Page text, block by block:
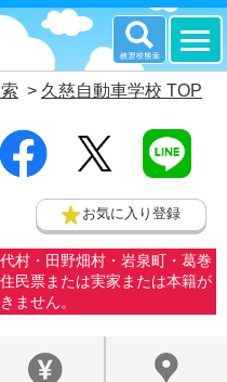
> 久慈自動車学校 TOP
お気に入り登録
村・田野畑村・岩泉町・葛巻
民票または実家または本籍が
ません。